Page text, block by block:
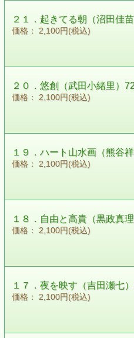
２１．起きてる朝（沼田佳
価格： 2,100円(税込)
２０．悠創（武田小緒里）
価格： 2,100円(税込)
１９．ハート山水画（熊谷
価格： 2,100円(税込)
１８．自由と高貴（黒政真
価格： 2,100円(税込)
１７．夜を映す（吉田瀬七
価格： 2,100円(税込)